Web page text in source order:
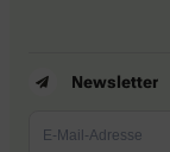
Newsletter